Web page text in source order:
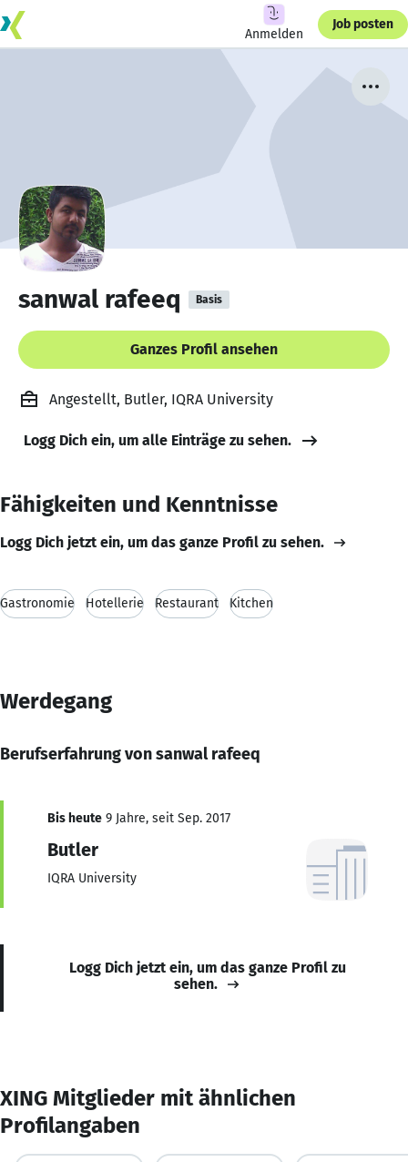
Anmelden
Job posten
sanwal rafeeq Basis
Ganzes Profil ansehen
Angestellt, Butler, IQRA University
Logg Dich ein, um alle Einträge zu sehen.
Fähigkeiten und Kenntnisse
Logg Dich jetzt ein, um das ganze Profil zu sehen.
Gastronomie Hotellerie Restaurant Kitchen
Werdegang
Berufserfahrung von sanwal rafeeq
Bis heute 9 Jahre, seit Sep. 2017
Butler
IQRA University
Logg Dich jetzt ein, um das ganze Profil zu
sehen.
XING Mitglieder mit ähnlichen
Profilangaben